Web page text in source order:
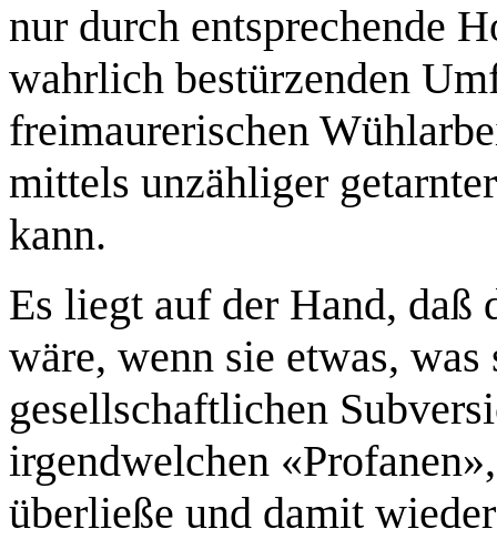
nur durch entsprechende
wahrlich bestürzenden
freimaurerischen
mittels unzähliger
kann.
Es liegt auf der Hand, daß
wäre, wenn sie etwas,
gesellschaftlichen
irgendwelchen
überließe und damit